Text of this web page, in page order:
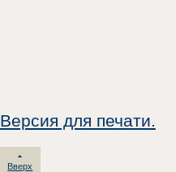
Версия для печати.
Вверх